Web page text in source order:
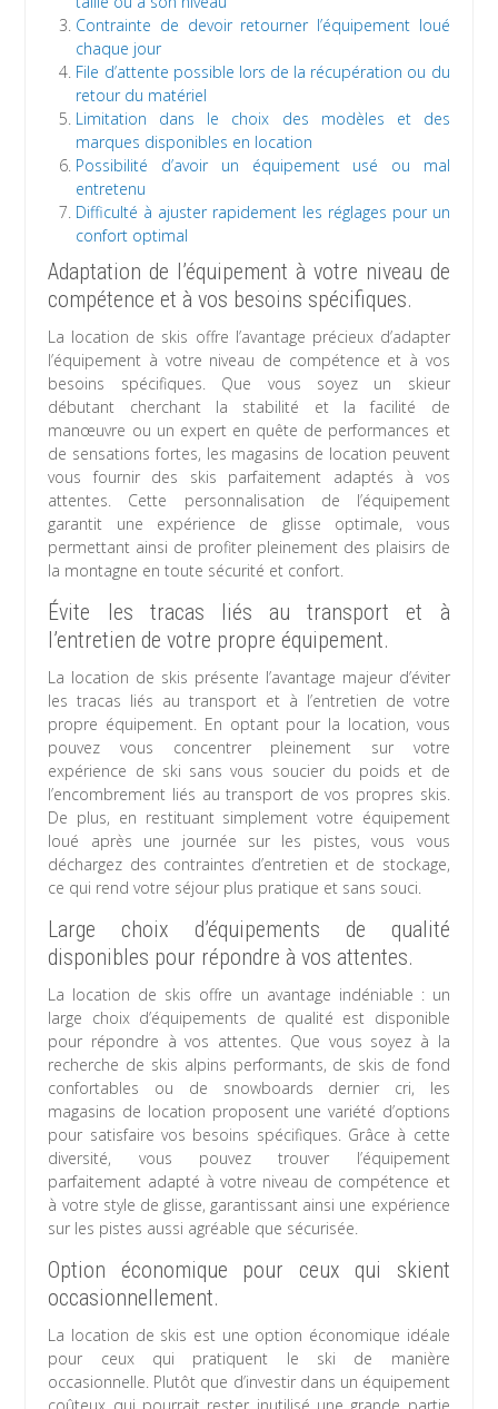
Contrainte de devoir retourner l’équipement loué
chaque jour
File d’attente possible lors de la récupération ou du
retour du matériel
Limitation dans le choix des modèles et des
marques disponibles en location
Possibilité d’avoir un équipement usé ou mal
entretenu
Difficulté à ajuster rapidement les réglages pour un
confort optimal
Adaptation de l’équipement à votre niveau de
compétence et à vos besoins spécifiques.
La location de skis offre l’avantage précieux d’adapter
l’équipement à votre niveau de compétence et à vos
besoins spécifiques. Que vous soyez un skieur
débutant cherchant la stabilité et la facilité de
manœuvre ou un expert en quête de performances et
de sensations fortes, les magasins de location peuvent
vous fournir des skis parfaitement adaptés à vos
attentes. Cette personnalisation de l’équipement
garantit une expérience de glisse optimale, vous
permettant ainsi de profiter pleinement des plaisirs de
la montagne en toute sécurité et confort.
Évite les tracas liés au transport et à
l’entretien de votre propre équipement.
La location de skis présente l’avantage majeur d’éviter
les tracas liés au transport et à l’entretien de votre
propre équipement. En optant pour la location, vous
pouvez vous concentrer pleinement sur votre
expérience de ski sans vous soucier du poids et de
l’encombrement liés au transport de vos propres skis.
De plus, en restituant simplement votre équipement
loué après une journée sur les pistes, vous vous
déchargez des contraintes d’entretien et de stockage,
ce qui rend votre séjour plus pratique et sans souci.
Large choix d’équipements de qualité
disponibles pour répondre à vos attentes.
La location de skis offre un avantage indéniable : un
large choix d’équipements de qualité est disponible
pour répondre à vos attentes. Que vous soyez à la
recherche de skis alpins performants, de skis de fond
confortables ou de snowboards dernier cri, les
magasins de location proposent une variété d’options
pour satisfaire vos besoins spécifiques. Grâce à cette
diversité, vous pouvez trouver l’équipement
parfaitement adapté à votre niveau de compétence et
à votre style de glisse, garantissant ainsi une expérience
sur les pistes aussi agréable que sécurisée.
Option économique pour ceux qui skient
occasionnellement.
La location de skis est une option économique idéale
pour ceux qui pratiquent le ski de manière
occasionnelle. Plutôt que d’investir dans un équipement